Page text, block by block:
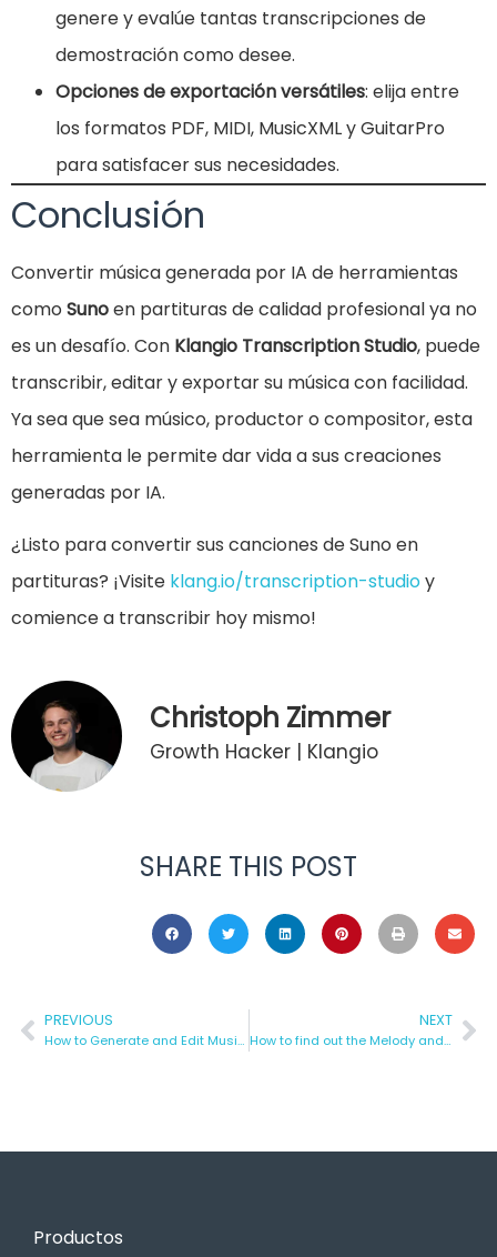
genere y evalúe tantas transcripciones de
demostración como desee.
Opciones de exportación versátiles: elija entre
los formatos PDF, MIDI, MusicXML y GuitarPro
para satisfacer sus necesidades.
Conclusión
Convertir música generada por IA de herramientas
como Sunoen partituras de calidad profesional ya no
es un desafío. Con Klangio Transcription Studio, puede
transcribir, editar y exportar su música con facilidad.
Ya sea que sea músico, productor o compositor, esta
herramienta le permite dar vida a sus creaciones
generadas por IA.
¿Listo para convertir sus canciones de Suno en
partituras? ¡Visite klang.io/transcription-studioy
comience a transcribir hoy mismo!
Christoph Zimmer
Growth Hacker | Klangio
SHARE THIS POST
PREVIOUS
How to Generate and Edit Music Notes in your Browser
NEXT
How to find out the Melody and Lyrics of Singing automatically
Productos